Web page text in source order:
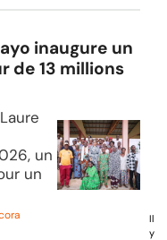
inaugure un
de 13 millions
un
un
Il
y